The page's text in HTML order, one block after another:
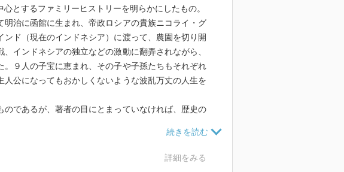
とするファミリーヒストリーを明らかにしたもの。
明治に函館に生まれ、帝政ロシアの貴族ニコライ・グ
ド（現在のインドネシア）に渡って、農園を切り開
インドネシアの独立などの激動に翻弄されながら、
９人の子宝に恵まれ、その子や子孫たちもそれぞれ
公になってもおかしくないような波乱万丈の人生を
のであるが、著者の目にとまっていなければ、歴史の
としての著者に敬意を覚える。ロシア革命、「大東
史的事件に個人の人生がいかに影響されたかという
りながら、マクロな歴史の流れも伝えたいという著
詳細をみる